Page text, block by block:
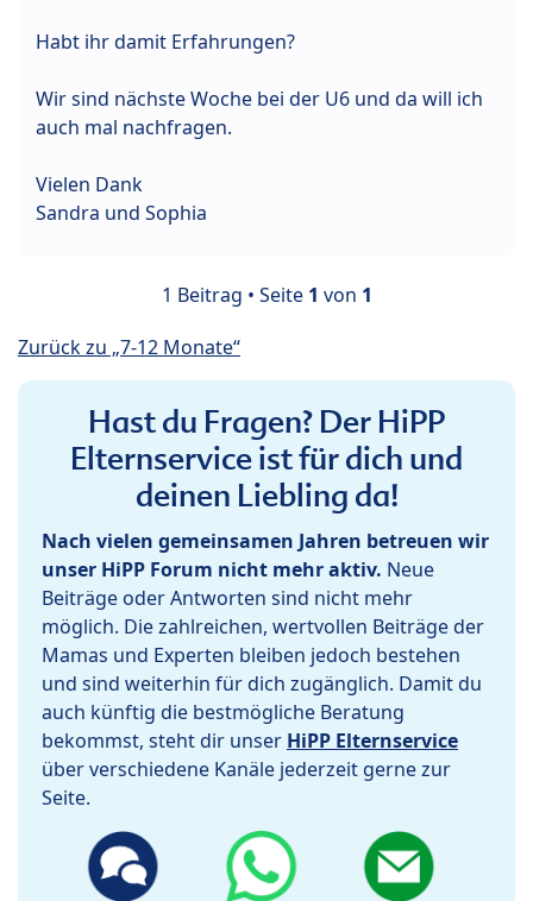
Habt ihr damit Erfahrungen?
Wir sind nächste Woche bei der U6 und da will ich
auch mal nachfragen.
Vielen Dank
Sandra und Sophia
1 Beitrag • Seite 1 von 1
Zurück zu „7-12 Monate“
Hast du Fragen? Der HiPP
Elternservice ist für dich und
deinen Liebling da!
Nach vielen gemeinsamen Jahren betreuen wir
unser HiPP Forum nicht mehr aktiv. Neue
Beiträge oder Antworten sind nicht mehr
möglich. Die zahlreichen, wertvollen Beiträge der
Mamas und Experten bleiben jedoch bestehen
und sind weiterhin für dich zugänglich. Damit du
auch künftig die bestmögliche Beratung
bekommst, steht dir unser HiPP Elternservice
über verschiedene Kanäle jederzeit gerne zur
Seite.